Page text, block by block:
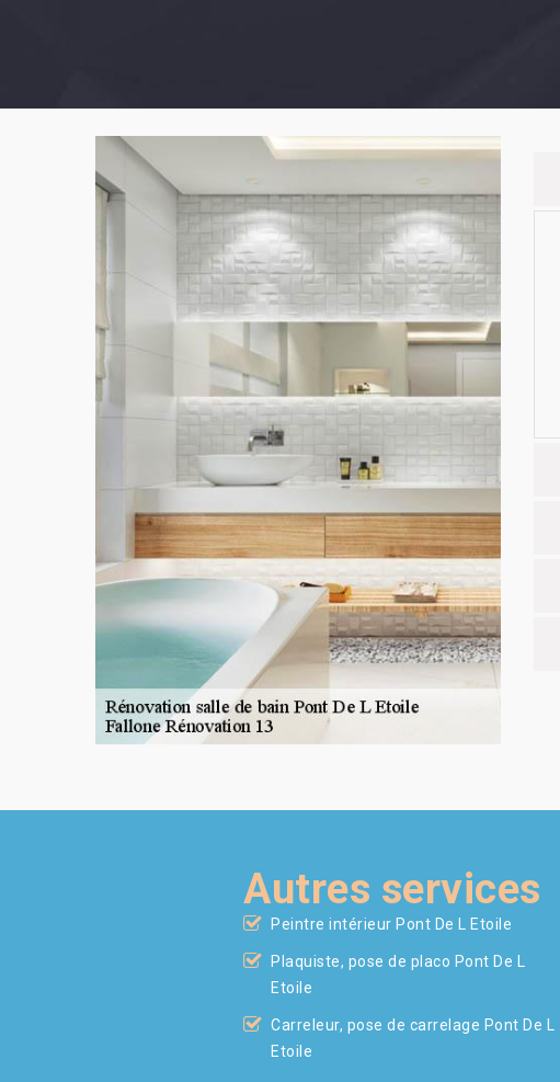
Autres services
Peintre intérieur Pont De L Etoile
Plaquiste, pose de placo Pont De L
Etoile
Carreleur, pose de carrelage Pont De L
Etoile